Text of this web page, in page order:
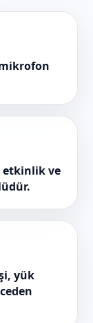
etkinlik ve
yük